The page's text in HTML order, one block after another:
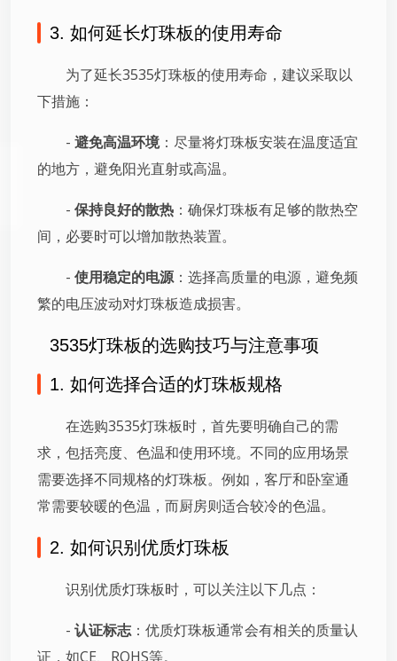
3. 如何延长灯珠板的使用寿命
为了延长3535灯珠板的使用寿命，建议采取以
下措施：
- 避免高温环境：尽量将灯珠板安装在温度适宜
的地方，避免阳光直射或高温。
- 保持良好的散热 ：确保灯珠板有足够的散热空
间，必要时可以增加散热装置。
- 使用稳定的电源：选择高质量的电源，避免频
繁的电压波动对灯珠板造成损害。
3535灯珠板的选购技巧与注意事项
1. 如何选择合适的灯珠板规格
在选购3535灯珠板时，首先要明确自己的需
求，包括亮度、色温和使用环境。不同的应用场景
需要选择不同规格的灯珠板。例如，客厅和卧室通
常需要较暖的色温，而厨房则适合较冷的色温。
2. 如何识别优质灯珠板
识别优质灯珠板时，可以关注以下几点：
- 认证标志：优质灯珠板通常会有相关的质量认
证，如CE、ROHS等。